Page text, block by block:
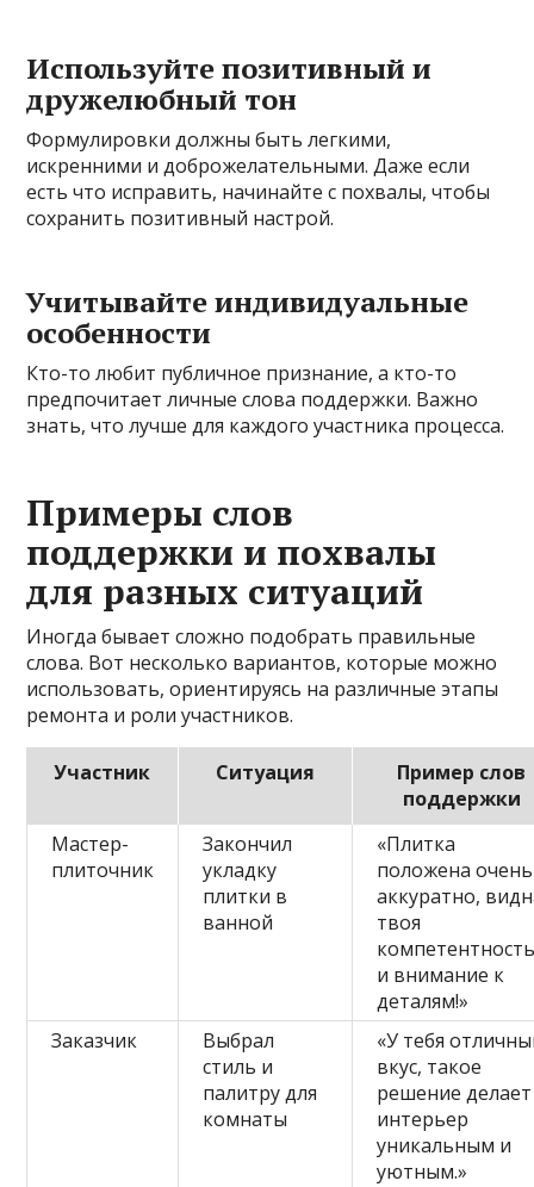
Используйте позитивный и
дружелюбный тон
Формулировки должны быть легкими,
искренними и доброжелательными. Даже если
есть что исправить, начинайте с похвалы, чтобы
сохранить позитивный настрой.
Учитывайте индивидуальные
особенности
Кто-то любит публичное признание, а кто-то
предпочитает личные слова поддержки. Важно
знать, что лучше для каждого участника процесса.
Примеры слов
поддержки и похвалы
для разных ситуаций
Иногда бывает сложно подобрать правильные
слова. Вот несколько вариантов, которые можно
использовать, ориентируясь на различные этапы
ремонта и роли участников.
Участник Ситуация
Пример слов
поддержки
Мастер-
плиточник
Закончил
укладку
плитки в
ванной
«Плитка
положена очень
аккуратно,
твоя
и внимание к
деталям!»
Заказчик
Выбрал
стиль и
палитру для
комнаты
«У тебя
вкус, такое
решение делает
интерьер
уникальным и
уютным.»